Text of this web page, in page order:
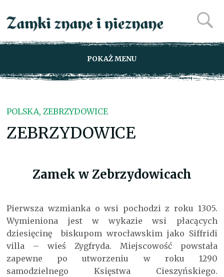
POKAŻ MENU
POLSKA, ZEBRZYDOWICE
ZEBRZYDOWICE
Zamek w Zebrzydowicach
Pierwsza wzmianka o wsi pochodzi z roku 1305.
Wymieniona jest w wykazie wsi płacących
dziesięcinę biskupom wrocławskim jako Siffridi
villa – wieś Zygfryda. Miejscowość powstała
zapewne po utworzeniu w roku 1290
samodzielnego Księstwa Cieszyńskiego.